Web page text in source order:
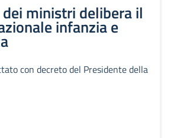
ministri delibera il
infanzia e
con decreto del Presidente della